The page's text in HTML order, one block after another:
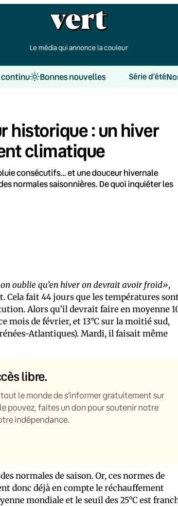
Le média qui annonce la couleur
continu Bonnes nouvelles Série d’été
historique : un hiver
climatique
consécutifs… et une douceur hivernale
normales saisonnières. De quoi inquiéter les
oublie qu’en hiver on devrait avoir froid»,
fait 44 jours que les températures
Alors qu’il devrait faire en moyenne
mois de février, et 13°C sur la moitié sud,
Atlantiques). Mardi, il faisait même
libre.
le monde de s’informer gratuitement sur
pouvez, faites un don pour soutenir notre
indépendance.
normales de saison. Or, ces normes de
donc déjà en compte le réchauffement
mondiale et le seuil des 25°C est